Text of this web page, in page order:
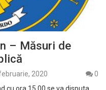
– Măsuri de
2020
0